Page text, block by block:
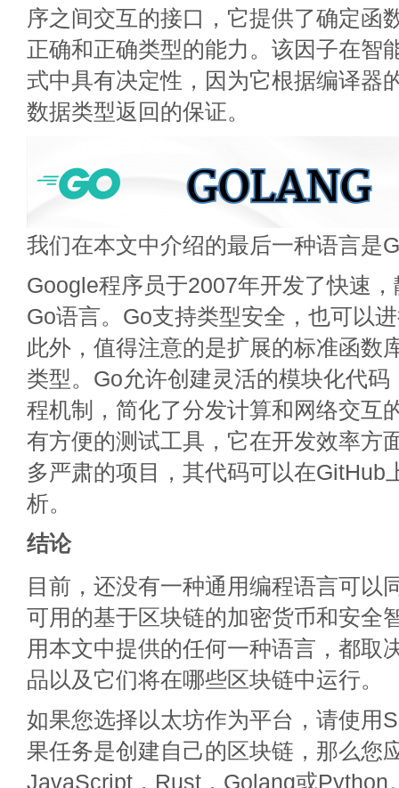
序之间交互的接口，它提供了确定函
正确和正确类型的能力。该因子在智
式中具有决定性，因为它根据编译器
数据类型返回的保证。
我们在本文中介绍的最后一种语言是
Google程序员于2007年开发了快速
Go语言。Go支持类型安全，也可以
此外，值得注意的是扩展的标准函数
类型。Go允许创建灵活的模块化代码
程机制，简化了分发计算和网络交互
有方便的测试工具，它在开发效率方
多严肃的项目，其代码可以在GitHub
析。
结论
目前，还没有一种通用编程语言可以
可用的基于区块链的加密货币和安全
用本文中提供的任何一种语言，都取
品以及它们将在哪些区块链中运行。
如果您选择以太坊作为平台，请使用
果任务是创建自己的区块链，那么您
JavaScript，Rust，Golang或Python